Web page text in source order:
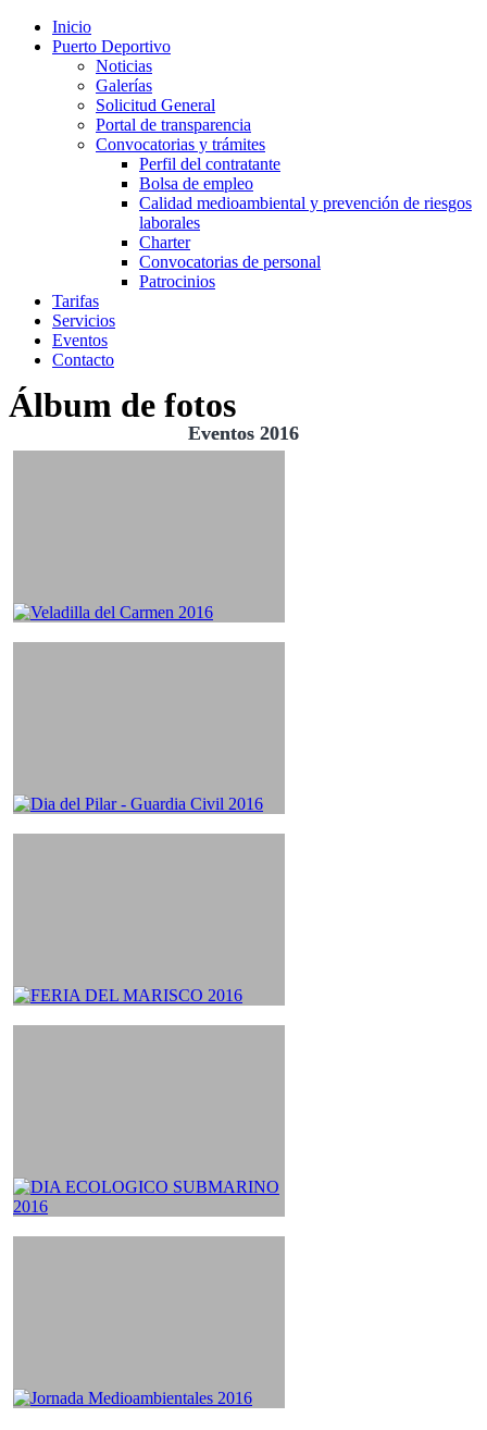
Inicio
Puerto Deportivo
Noticias
Galerías
Solicitud General
Portal de transparencia
Convocatorias y trámites
Perfil del contratante
Bolsa de empleo
Calidad medioambiental y prevención de riesgos
laborales
Charter
Convocatorias de personal
Patrocinios
Tarifas
Servicios
Eventos
Contacto
Álbum de fotos
Eventos 2016